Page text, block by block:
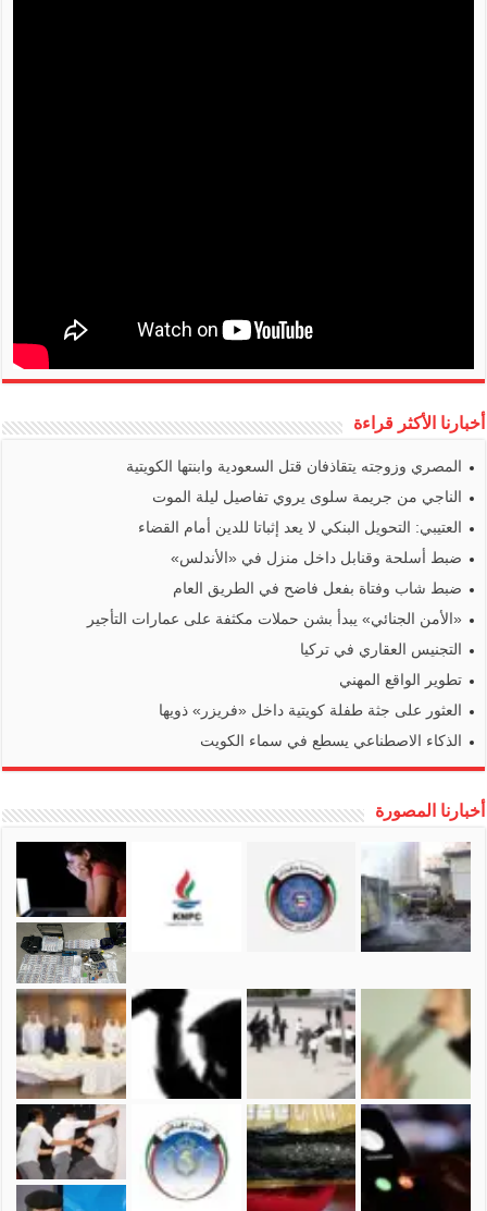
أخبارنا الأكثر قراءة
المصري وزوجته يتقاذفان قتل السعودية وابنتها الكويتية
الناجي من جريمة سلوى يروي تفاصيل ليلة الموت
العتيبي: التحويل البنكي لا يعد إثباتا للدين أمام القضاء
ضبط أسلحة وقنابل داخل منزل في «الأندلس»
ضبط شاب وفتاة بفعل فاضح في الطريق العام
«الأمن الجنائي» يبدأ بشن حملات مكثفة على عمارات التأجير
التجنيس العقاري في تركيا
تطوير الواقع المهني
العثور على جثة طفلة كويتية داخل «فريزر» ذويها
الذكاء الاصطناعي يسطع في سماء الكويت
أخبارنا المصورة